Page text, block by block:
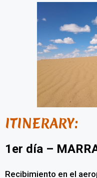
ITINERARY:
1er día –
Recibimiento en el